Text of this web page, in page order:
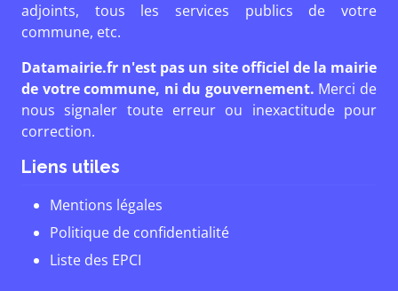
adjoints, tous les services publics de votre
commune, etc.
Datamairie.fr n'est pas un site officiel de la mairie
de votre commune, ni du gouvernement. Merci de
nous signaler toute erreur ou inexactitude pour
correction.
Liens utiles
Mentions légales
Politique de confidentialité
Liste des EPCI